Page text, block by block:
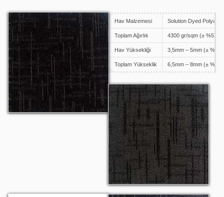
Discovery 1304 Hav Malzemesi Solution Dyed
Toplam Ağırlık 4300 gr/sqm (± %5)
Hav Yüksekliği 3,5mm – 5mm (± %5)
Toplam Yükseklik 6,5mm – 8mm (± %5)
Discovery 1305